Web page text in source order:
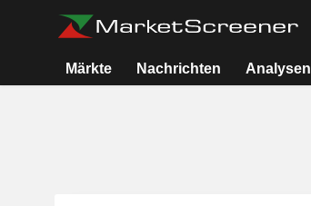
Märkte Nachrichten Analysen